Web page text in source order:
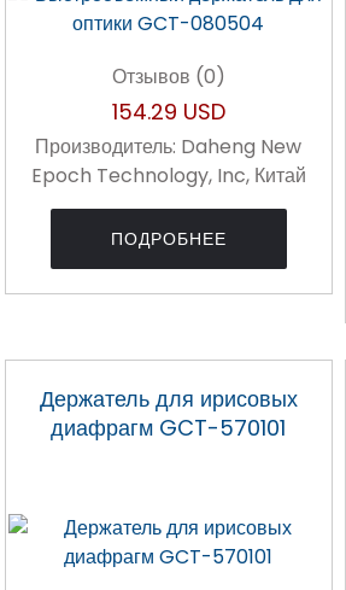
Отзывов (0)
154.29 USD
Производитель: Daheng New
Epoch Technology, Inc, Китай
ПОДРОБНЕЕ
Держатель для ирисовых
диафрагм GCT-570101